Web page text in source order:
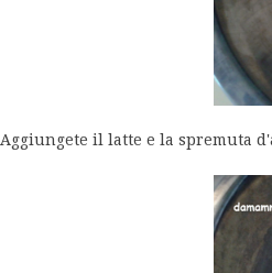
Aggiungete il latte e la spremuta